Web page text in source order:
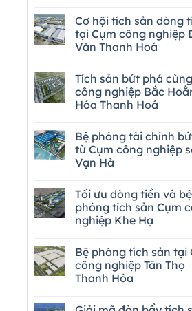
Cơ hội tích sản dòng
tại Cụm công nghiệp
Văn Thanh Hoá
Tích sản bứt phá
công nghiệp Bắc
Hóa Thanh Hoá
Bệ phóng tài chính
từ Cụm công nghiệp
Vạn Hà
Tối ưu dòng tiền và bệ
phóng tích sản Cụm
nghiệp Khe Hạ
Bệ phóng tích sản tại
công nghiệp Tân Thọ
Thanh Hóa